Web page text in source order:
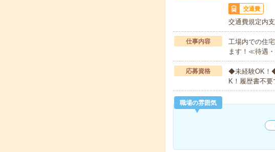
交通費
交通費規定内
仕事内容
工場内での住
ます！≪待遇
応募資格
◆未経験OK！
K！履歴書不
職場の雰囲気